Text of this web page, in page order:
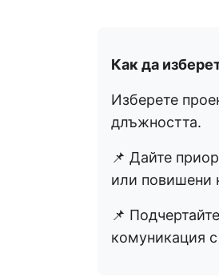
Как да
Изберете
длъжността.
📌 Дайте
или повишени
📌
комуникация